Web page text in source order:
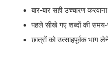
बार-बार सही उच्चारण करवाना
पहले सीखे गए शब्दों की समय-
छात्रों को उत्साहपूर्वक भाग